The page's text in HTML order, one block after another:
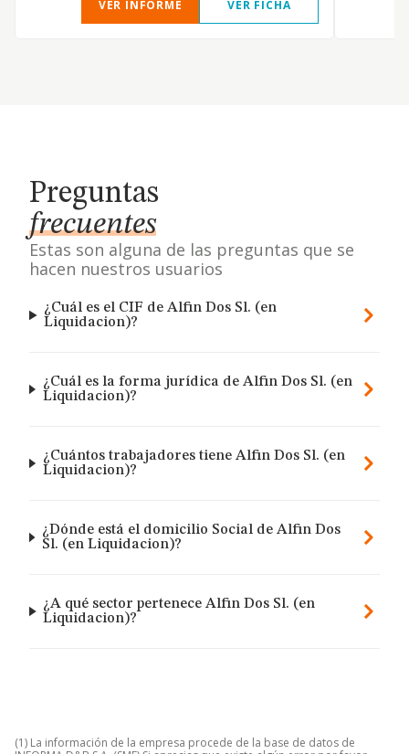
VER INFORME VER FICHA
Preguntas
frecuentes
Estas son alguna de las preguntas que se
hacen nuestros usuarios
¿Cuál es el CIF de Alfin Dos Sl. (en
Liquidacion)?
¿Cuál es la forma jurídica de Alfin Dos Sl. (en
Liquidacion)?
¿Cuántos trabajadores tiene Alfin Dos Sl. (en
Liquidacion)?
¿Dónde está el domicilio Social de Alfin Dos
Sl. (en Liquidacion)?
¿A qué sector pertenece Alfin Dos Sl. (en
Liquidacion)?
(1) La información de la empresa procede de la base de datos de